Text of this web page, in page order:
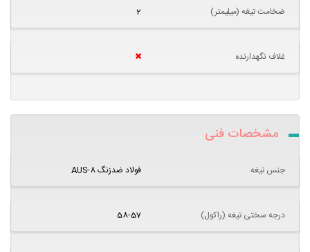
ضخامت تیغه (میلیمتر) 2
غلاف نگهدارنده
مشخصات فنی
جنس تیغه فولاد ضدزنگ AUS-8
درجه سختی تیغه (راکول) 58-57